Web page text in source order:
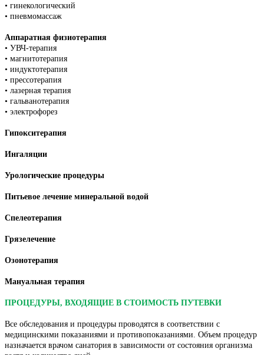
• гинекологический
• пневмомассаж
Аппаратная физиотерапия
• УВЧ-терапия
• магнитотерапия
• индуктотерапия
• прессотерапия
• лазерная терапия
• гальванотерапия
• электрофорез
Гипокситерапия
Ингаляции
Урологические процедуры
Питьевое лечение минеральной водой
Спелеотерапия
Грязелечение
Озонотерапия
Мануальная терапия
ПРОЦЕДУРЫ, ВХОДЯЩИЕ В СТОИМОСТЬ ПУТЕВКИ
Все обследования и процедуры проводятся в соответствии с
медицинскими показаниями и противопоказаниями. Объем процедур
назначается врачом санатория в зависимости от состояния организма